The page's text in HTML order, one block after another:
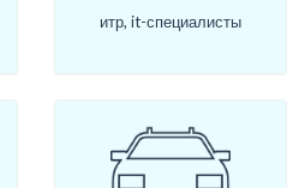
итр, it-специалисты